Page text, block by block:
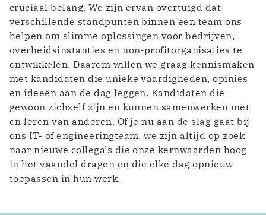
cruciaal belang. We zijn ervan overtuigd dat
verschillende standpunten binnen een team ons
helpen om slimme oplossingen voor bedrijven,
overheidsinstanties en non-profitorganisaties te
ontwikkelen. Daarom willen we graag kennismaken
met kandidaten die unieke vaardigheden, opinies
en ideeën aan de dag leggen. Kandidaten die
gewoon zichzelf zijn en kunnen samenwerken met
en leren van anderen. Of je nu aan de slag gaat bij
ons IT- of engineeringteam, we zijn altijd op zoek
naar nieuwe collega's die onze kernwaarden hoog
in het vaandel dragen en die elke dag opnieuw
toepassen in hun werk.